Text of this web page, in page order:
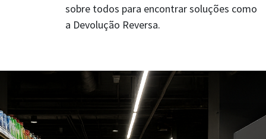
sobre todos para encontrar soluções como
a Devolução Reversa.